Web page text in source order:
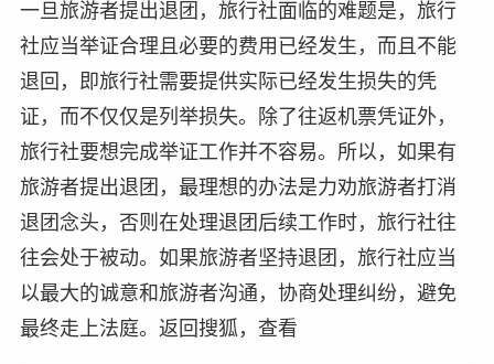
一旦旅游者提出退团，旅行社面临的难题是，旅行
社应当举证合理且必要的费用已经发生，而且不能
退回，即旅行社需要提供实际已经发生损失的凭
证，而不仅仅是列举损失。除了往返机票凭证外，
旅行社要想完成举证工作并不容易。所以，如果有
旅游者提出退团，最理想的办法是力劝旅游者打消
退团念头，否则在处理退团后续工作时，旅行社往
往会处于被动。如果旅游者坚持退团，旅行社应当
以最大的诚意和旅游者沟通，协商处理纠纷，避免
最终走上法庭。返回搜狐，查看